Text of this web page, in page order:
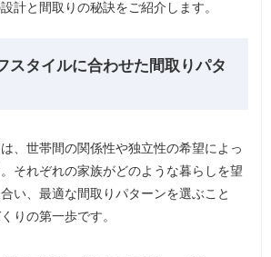
計と間取りの秘訣をご紹介します。
スタイルに合わせた間取りパタ
、世帯間の関係性や独立性の希望によっ
それぞれの家族がどのような暮らしを望
い、最適な間取りパターンを選ぶこと
りの第一歩です。